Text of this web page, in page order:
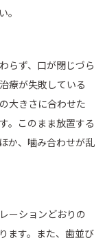
。
らず、口が閉じづら
療が失敗している
大きさに合わせた
。このまま放置する
か、噛み合わせが乱
ーションどおりの
ます。また、歯並び